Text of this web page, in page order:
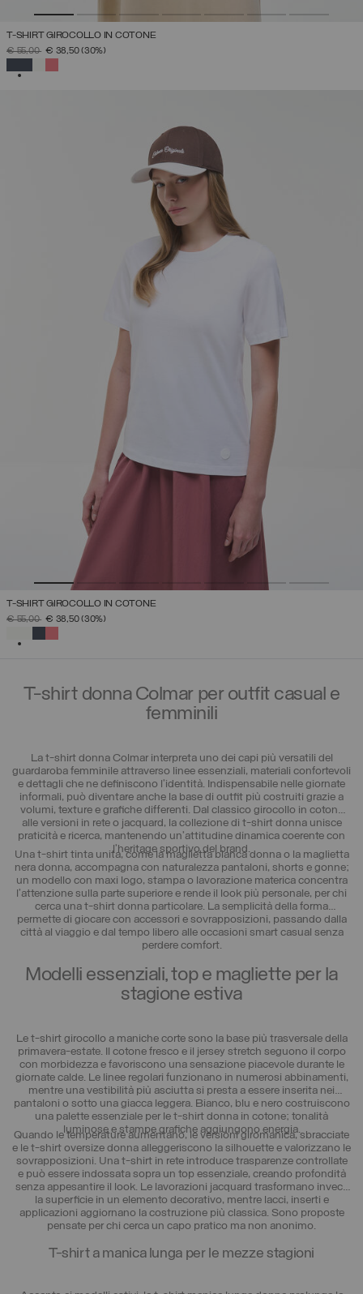
T-SHIRT GIROCOLLO IN COTONE
PREZZO RIDOTTO DA
€ 55,00A€ 38,50(30%)
T-SHIRT GIROCOLLO IN COTONE
PREZZO RIDOTTO DA
€ 55,00A€ 38,50(30%)
T-shirt donna Colmar per outfit casual e
femminili
La t-shirt donna Colmar interpreta uno dei capi più versatili del
guardaroba femminile attraverso linee essenziali, materiali confortevoli
e dettagli che ne definiscono l’identità. Indispensabile nelle giornate
informali, può diventare anche la base di outfit più costruiti grazie a
volumi, texture e grafiche differenti. Dal classico girocollo in cotone
alle versioni in rete o jacquard, la collezione di t-shirt donna unisce
praticità e ricerca, mantenendo un’attitudine dinamica coerente con
l’heritage sportivo del brand.
Una t-shirt tinta unita, come la maglietta bianca donna o la maglietta
nera donna, accompagna con naturalezza pantaloni, shorts e gonne;
un modello con maxi logo, stampa o lavorazione materica concentra
l’attenzione sulla parte superiore e rende il look più personale, per chi
cerca una t-shirt donna particolare. La semplicità della forma
permette di giocare con accessori e sovrapposizioni, passando dalla
città al viaggio e dal tempo libero alle occasioni smart casual senza
perdere comfort.
Modelli essenziali, top e magliette per la
stagione estiva
Le t-shirt girocollo a maniche corte sono la base più trasversale della
primavera-estate. Il cotone fresco e il jersey stretch seguono il corpo
con morbidezza e favoriscono una sensazione piacevole durante le
giornate calde. Le linee regolari funzionano in numerosi abbinamenti,
mentre una vestibilità più asciutta si presta a essere inserita nei
pantaloni o sotto una giacca leggera. Bianco, blu e nero costruiscono
una palette essenziale per le t-shirt donna in cotone; tonalità
luminose e stampe grafiche aggiungono energia.
Quando le temperature aumentano, le versioni giromanica, sbracciate
e le t-shirt oversize donna alleggeriscono la silhouette e valorizzano le
sovrapposizioni. Una t-shirt in rete introduce trasparenze controllate
e può essere indossata sopra un top essenziale, creando profondità
senza appesantire il look. Le lavorazioni jacquard trasformano invece
la superficie in un elemento decorativo, mentre lacci, inserti e
applicazioni aggiornano la costruzione più classica. Sono proposte
pensate per chi cerca un capo pratico ma non anonimo.
T-shirt a manica lunga per le mezze stagioni